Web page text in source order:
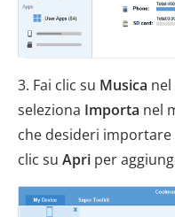
3. Fai clic su Musica
seleziona Importa nel
che desideri
clic su Apri per